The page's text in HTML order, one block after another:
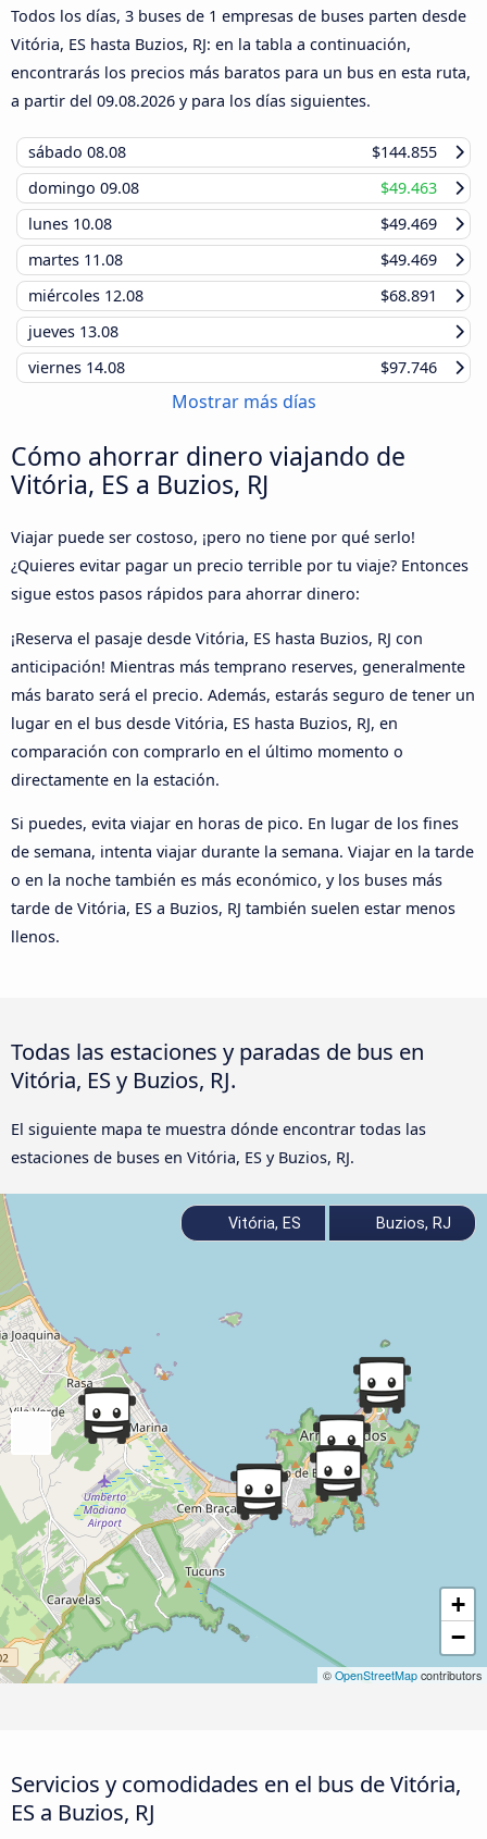
Todos los días, 3 buses de 1 empresas de buses parten desde
Vitória, ES hasta Buzios, RJ: en la tabla a continuación,
encontrarás los precios más baratos para un bus en esta ruta,
a partir del 09.08.2026 y para los días siguientes.
sábado 08.08
$144.855
domingo 09.08
$49.463
lunes 10.08
$49.469
martes 11.08
$49.469
miércoles 12.08
$68.891
jueves 13.08
viernes 14.08 $97.746
Mostrar más días
Cómo ahorrar dinero viajando de
Vitória, ES a Buzios, RJ
Viajar puede ser costoso, ¡pero no tiene por qué serlo!
¿Quieres evitar pagar un precio terrible por tu viaje? Entonces
sigue estos pasos rápidos para ahorrar dinero:
¡Reserva el pasaje desde Vitória, ES hasta Buzios, RJ con
anticipación! Mientras más temprano reserves, generalmente
más barato será el precio. Además, estarás seguro de tener un
lugar en el bus desde Vitória, ES hasta Buzios, RJ, en
comparación con comprarlo en el último momento o
directamente en la estación.
Si puedes, evita viajar en horas de pico. En lugar de los fines
de semana, intenta viajar durante la semana. Viajar en la tarde
o en la noche también es más económico, y los buses más
tarde de Vitória, ES a Buzios, RJ también suelen estar menos
llenos.
Todas las estaciones y paradas de bus en
Vitória, ES y Buzios, RJ.
El siguiente mapa te muestra dónde encontrar todas las
estaciones de buses en Vitória, ES y Buzios, RJ.
+
−
© OpenStreetMap contributors
Vitória, ES Buzios, RJ
Servicios y comodidades en el bus de Vitória,
ES a Buzios, RJ